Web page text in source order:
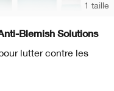
1 taille
Blemish Solutions
lutter contre les